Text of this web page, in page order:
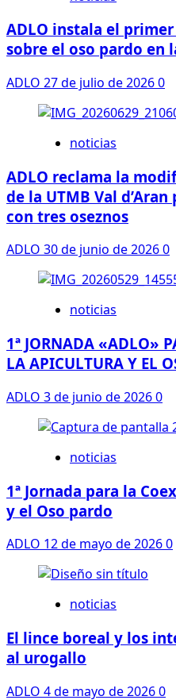
ADLO instala el
sobre el oso pardo en
ADLO 27 de julio de 20260
noticias
ADLO reclama la
de la UTMB Val
con tres oseznos
ADLO 30 de junio de 20260
noticias
1ª JORNADA «ADLO»
LA APICULTURA Y EL
ADLO 3 de junio de 20260
noticias
1ª Jornada para la
y el Oso pardo
ADLO 12 de mayo de 20260
noticias
El lince boreal y los
al urogallo
ADLO 4 de mayo de 20260